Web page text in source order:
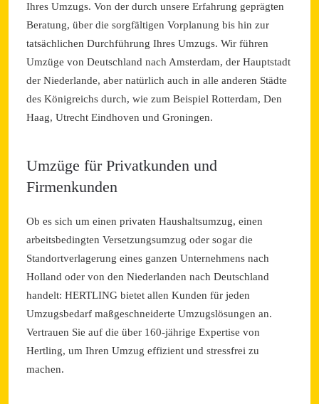
Ihres Umzugs. Von der durch unsere Erfahrung geprägten
Beratung, über die sorgfältigen Vorplanung bis hin zur
tatsächlichen Durchführung Ihres Umzugs. Wir führen
Umzüge von Deutschland nach Amsterdam, der Hauptstadt
der Niederlande, aber natürlich auch in alle anderen Städte
des Königreichs durch, wie zum Beispiel Rotterdam, Den
Haag, Utrecht Eindhoven und Groningen.
Umzüge für Privatkunden und
Firmenkunden
Ob es sich um einen privaten Haushaltsumzug, einen
arbeitsbedingten Versetzungsumzug oder sogar die
Standortverlagerung eines ganzen Unternehmens nach
Holland oder von den Niederlanden nach Deutschland
handelt: HERTLING bietet allen Kunden für jeden
Umzugsbedarf maßgeschneiderte Umzugslösungen an.
Vertrauen Sie auf die über 160-jährige Expertise von
Hertling, um Ihren Umzug effizient und stressfrei zu
machen.